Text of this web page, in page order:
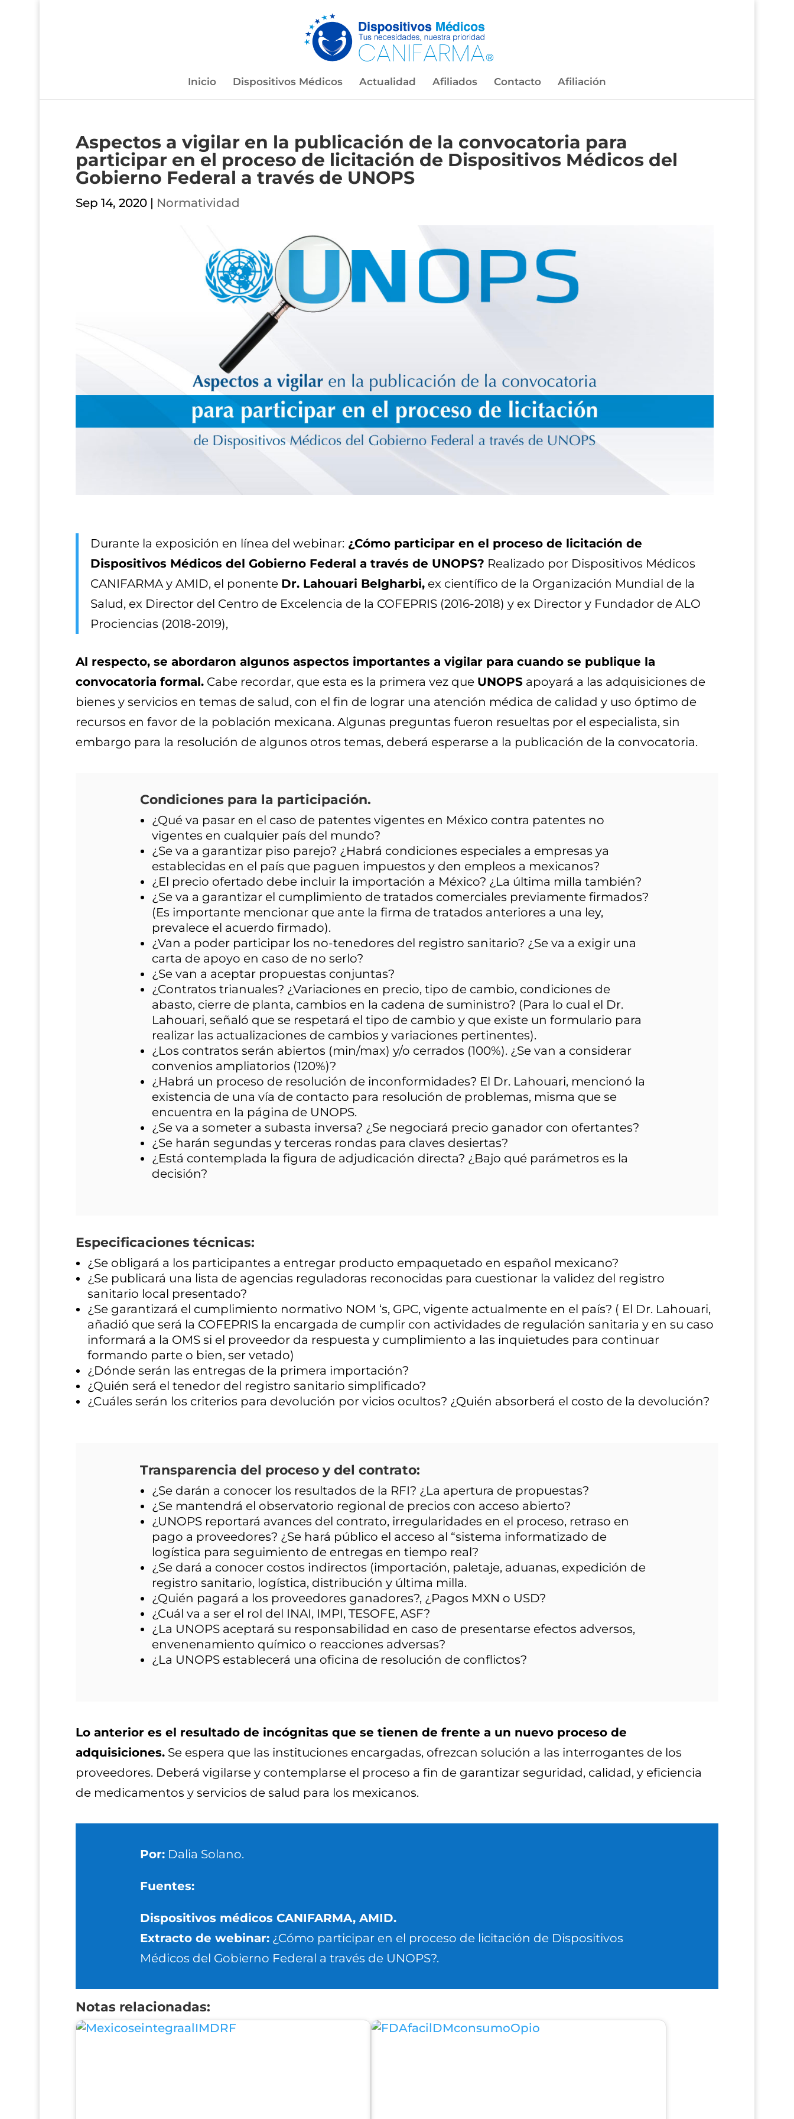
Inicio Dispositivos Médicos Actualidad Afiliados Contacto Afiliación
Aspectos a vigilar en la publicación de la convocatoria para
participar en el proceso de licitación de Dispositivos Médicos del
Gobierno Federal a través de UNOPS
Sep 14, 2020| Normatividad
Durante la exposición en línea del webinar: ¿Cómo participar en el proceso de licitación de
Dispositivos Médicos del Gobierno Federal a través de UNOPS? Realizado por Dispositivos Médicos
CANIFARMA y AMID, el ponente Dr. Lahouari Belgharbi,ex científico de la Organización Mundial de la
Salud, ex Director del Centro de Excelencia de la COFEPRIS (2016-2018) y ex Director y Fundador de ALO
Prociencias (2018-2019),
Al respecto, se abordaron algunos aspectos importantes a vigilar para cuando se publique la
convocatoria formal.Cabe recordar, que esta es la primera vez que UNOPSapoyará a las adquisiciones de
bienes y servicios en temas de salud, con el fin de lograr una atención médica de calidad y uso óptimo de
recursos en favor de la población mexicana. Algunas preguntas fueron resueltas por el especialista, sin
embargo para la resolución de algunos otros temas, deberá esperarse a la publicación de la convocatoria.
Condiciones para la participación.
¿Qué va pasar en el caso de patentes vigentes en México contra patentes no
vigentes en cualquier país del mundo?
¿Se va a garantizar piso parejo? ¿Habrá condiciones especiales a empresas ya
establecidas en el país que paguen impuestos y den empleos a mexicanos?
¿El precio ofertado debe incluir la importación a México? ¿La última milla también?
¿Se va a garantizar el cumplimiento de tratados comerciales previamente firmados?
(Es importante mencionar que ante la firma de tratados anteriores a una ley,
prevalece el acuerdo firmado).
¿Van a poder participar los no-tenedores del registro sanitario? ¿Se va a exigir una
carta de apoyo en caso de no serlo?
¿Se van a aceptar propuestas conjuntas?
¿Contratos trianuales? ¿Variaciones en precio, tipo de cambio, condiciones de
abasto, cierre de planta, cambios en la cadena de suministro? (Para lo cual el Dr.
Lahouari, señaló que se respetará el tipo de cambio y que existe un formulario para
realizar las actualizaciones de cambios y variaciones pertinentes).
¿Los contratos serán abiertos (min/max) y/o cerrados (100%). ¿Se van a considerar
convenios ampliatorios (120%)?
¿Habrá un proceso de resolución de inconformidades? El Dr. Lahouari, mencionó la
existencia de una vía de contacto para resolución de problemas, misma que se
encuentra en la página de UNOPS.
¿Se va a someter a subasta inversa? ¿Se negociará precio ganador con ofertantes?
¿Se harán segundas y terceras rondas para claves desiertas?
¿Está contemplada la figura de adjudicación directa? ¿Bajo qué parámetros es la
decisión?
Especificaciones técnicas:
¿Se obligará a los participantes a entregar producto empaquetado en español mexicano?
¿Se publicará una lista de agencias reguladoras reconocidas para cuestionar la validez del registro
sanitario local presentado?
¿Se garantizará el cumplimiento normativo NOM ‘s, GPC, vigente actualmente en el país? ( El Dr. Lahouari,
añadió que será la COFEPRIS la encargada de cumplir con actividades de regulación sanitaria y en su caso
informará a la OMS si el proveedor da respuesta y cumplimiento a las inquietudes para continuar
formando parte o bien, ser vetado)
¿Dónde serán las entregas de la primera importación?
¿Quién será el tenedor del registro sanitario simplificado?
¿Cuáles serán los criterios para devolución por vicios ocultos? ¿Quién absorberá el costo de la devolución?
Transparencia del proceso y del contrato:
¿Se darán a conocer los resultados de la RFI? ¿La apertura de propuestas?
¿Se mantendrá el observatorio regional de precios con acceso abierto?
¿UNOPS reportará avances del contrato, irregularidades en el proceso, retraso en
pago a proveedores? ¿Se hará público el acceso al “sistema informatizado de
logística para seguimiento de entregas en tiempo real?
¿Se dará a conocer costos indirectos (importación, paletaje, aduanas, expedición de
registro sanitario, logística, distribución y última milla.
¿Quién pagará a los proveedores ganadores?, ¿Pagos MXN o USD?
¿Cuál va a ser el rol del INAI, IMPI, TESOFE, ASF?
¿La UNOPS aceptará su responsabilidad en caso de presentarse efectos adversos,
envenenamiento químico o reacciones adversas?
¿La UNOPS establecerá una oficina de resolución de conflictos?
Lo anterior es el resultado de incógnitas que se tienen de frente a un nuevo proceso de
adquisiciones.Se espera que las instituciones encargadas, ofrezcan solución a las interrogantes de los
proveedores. Deberá vigilarse y contemplarse el proceso a fin de garantizar seguridad, calidad, y eficiencia
de medicamentos y servicios de salud para los mexicanos.
Por:Dalia Solano.
Fuentes:
Dispositivos médicos CANIFARMA, AMID.
Extracto de webinar:¿Cómo participar en el proceso de licitación de Dispositivos
Médicos del Gobierno Federal a través de UNOPS?.
Notas relacionadas: